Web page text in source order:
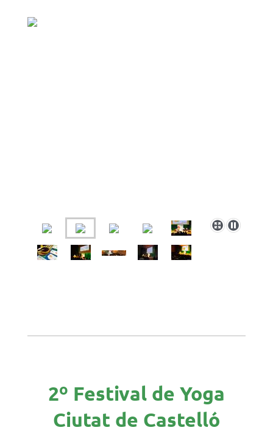
2º Festival de Yoga
Ciutat de Castelló